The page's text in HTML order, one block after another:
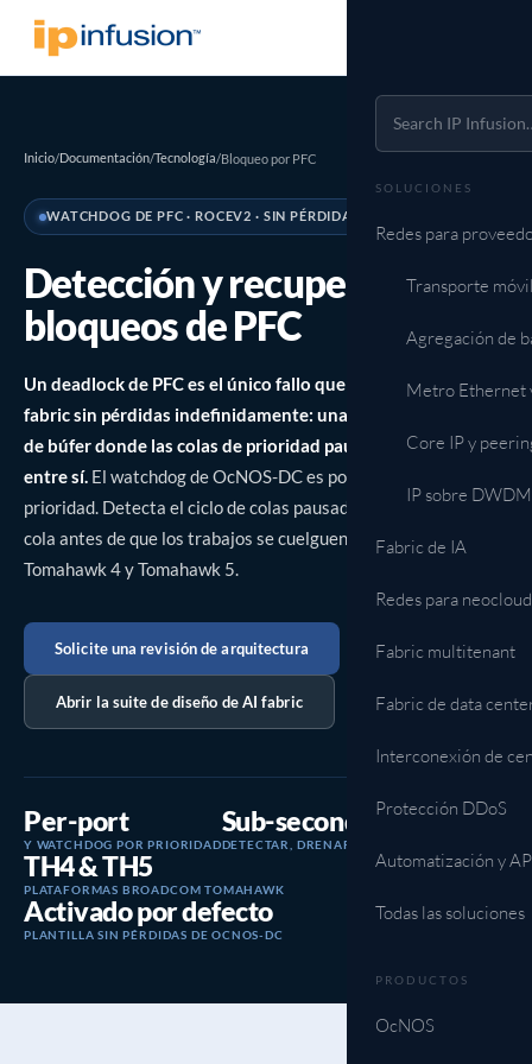
SOLUCIONES
Redes para
Transporte
Agregación de
Metro Ethernet
Core IP y
IP sobre
Fabric de IA
Redes para neocloud
Fabric multitenant
Fabric de data
Interconexión de
Protección DDoS
Automatización y
Todas las soluciones
PRODUCTOS
OcNOS
Inicio/Documentación/Tecnología/Bloqueo por PFC
WATCHDOG DE PFC · ROCEV2 · SIN PÉRDIDAS
Detección y recuperación de
bloqueos de PFC
Un deadlock de PFC es el único fallo que puede colgar una
fabric sin pérdidas indefinidamente: una dependencia cíclica
de búfer donde las colas de prioridad pausadas se esperan
entre sí. El watchdog de OcNOS-DC es por puerto y por
prioridad. Detecta el ciclo de colas pausadas y autodrena la
cola antes de que los trabajos se cuelguen, sobre Broadcom
Tomahawk 4 y Tomahawk 5.
Solicite una revisión de arquitectura
Abrir la suite de diseño de AI fabric
Per-port
Y WATCHDOG POR PRIORIDAD
Sub-second
DETECTAR, DRENAR, RESTAURAR
TH4 & TH5
PLATAFORMAS BROADCOM TOMAHAWK
Activado por defecto
PLANTILLA SIN PÉRDIDAS DE OCNOS-DC